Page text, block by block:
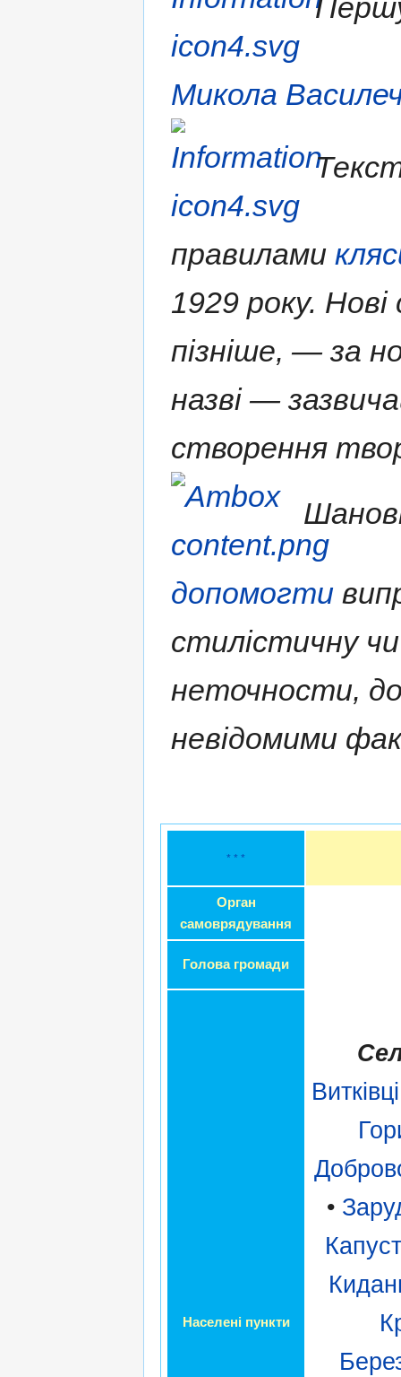
Микола
правилами
1929 року.
пізніше, — за
назві —
створення
допомогти
стилістичну
неточности,
невідомими
* * *
Орган
самоврядування
Голова громади
Населені пункти
Витківці
•